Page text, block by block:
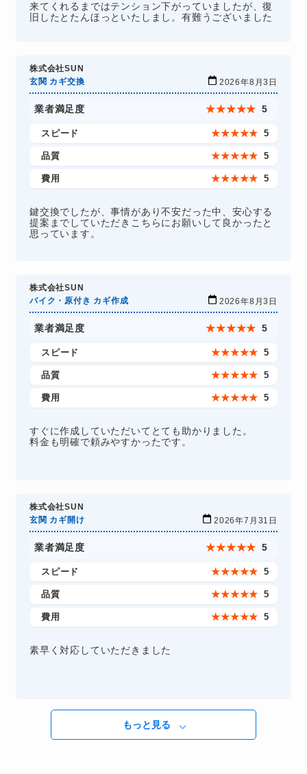
来てくれるまではテンション下がっていましたが、復
旧したとたんほっといたしまし。有難うございました
株式会社SUN
玄関 カギ交換
2026年8月3日
業者満足度 ★★★★★ 5
スピード ★★★★★ 5
品質 ★★★★★ 5
費用 ★★★★★ 5
鍵交換でしたが、事情があり不安だった中、安心する
提案までしていただきこちらにお願いして良かったと
思っています。
株式会社SUN
バイク・原付き カギ作成
2026年8月3日
業者満足度 ★★★★★ 5
スピード ★★★★★ 5
品質 ★★★★★ 5
費用 ★★★★★ 5
すぐに作成していただいてとても助かりました。
料金も明確で頼みやすかったです。
株式会社SUN
玄関 カギ開け
2026年7月31日
業者満足度 ★★★★★ 5
スピード ★★★★★ 5
品質 ★★★★★ 5
費用 ★★★★★ 5
素早く対応していただきました
もっと見る